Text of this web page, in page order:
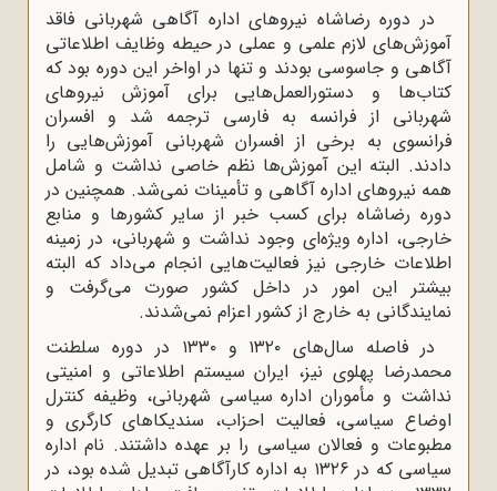
در دوره رضاشاه نیروهای اداره آگاهی شهربانی فاقد
آموزش‌های لازم علمی و عملی در حیطه وظایف اطلاعاتی
آگاهی و جاسوسی بودند و تنها در اواخر این دوره بود که
کتاب‌ها و دستورالعمل‌هایی برای آموزش نیروهای
شهربانی از فرانسه به فارسی ترجمه شد و افسران
فرانسوی به برخی از افسران شهربانی آموزش‌هایی را
دادند. البته این آموزش‌ها نظم خاصی نداشت و شامل
همه نیروهای اداره آگاهی و تأمینات نمی‌شد. همچنین در
دوره رضاشاه برای کسب خبر از سایر کشورها و منابع
خارجی، اداره ویژه‌ای وجود نداشت و شهربانی، در زمینه
اطلاعات خارجی نیز فعالیت‌هایی انجام می‌داد که البته
بیشتر این امور در داخل کشور صورت می‌گرفت و
نمایندگانی به خارج از کشور اعزام نمی‌شدند.
در فاصله سال‌های ۱۳۲۰ و ۱۳۳۰ در دوره سلطنت
محمدرضا پهلوی نیز، ایران سیستم اطلاعاتی و امنیتی
نداشت و مأموران اداره سیاسی شهربانی، وظیفه کنترل
اوضاع سیاسی، فعالیت احزاب، سندیکاهای کارگری و
مطبوعات و فعالان سیاسی را بر عهده داشتند. نام اداره
سیاسی که در ۱۳۲۶ به اداره کارآگاهی تبدیل شده بود، در